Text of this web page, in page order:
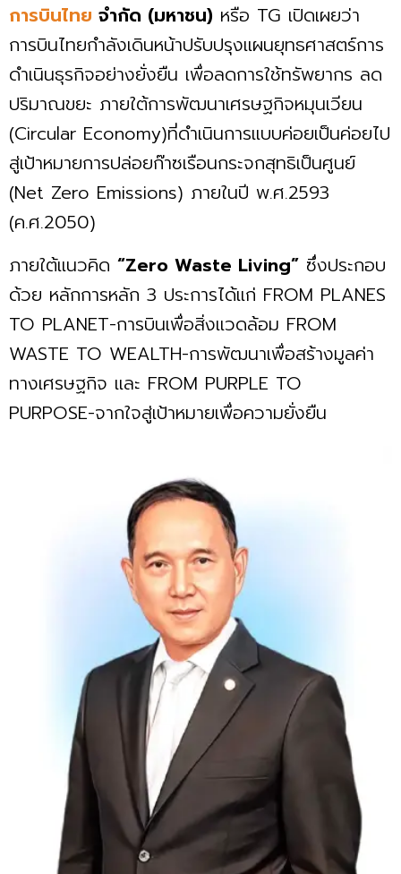
การบินไทย จำกัด (มหาชน) หรือ TG เปิดเผยว่า
การบินไทยกำลังเดินหน้าปรับปรุงแผนยุทธศาสตร์การ
ดำเนินธุรกิจอย่างยั่งยืน เพื่อลดการใช้ทรัพยากร ลด
ปริมาณขยะ ภายใต้การพัฒนาเศรษฐกิจหมุนเวียน
(Circular Economy)ที่ดำเนินการแบบค่อยเป็นค่อยไป
สู่เป้าหมายการปล่อยก๊าซเรือนกระจกสุทธิเป็นศูนย์
(Net Zero Emissions) ภายในปี พ.ศ.2593
(ค.ศ.2050)
ภายใต้แนวคิด “Zero Waste Living” ซึ่งประกอบ
ด้วย หลักการหลัก 3 ประการได้แก่ FROM PLANES
TO PLANET-การบินเพื่อสิ่งแวดล้อม FROM
WASTE TO WEALTH-การพัฒนาเพื่อสร้างมูลค่า
ทางเศรษฐกิจ และ FROM PURPLE TO
PURPOSE-จากใจสู่เป้าหมายเพื่อความยั่งยืน